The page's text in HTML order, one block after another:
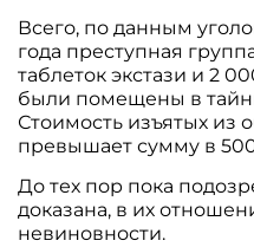
Всего, по данным
года преступная
таблеток экстази и 2
были помещены в
Стоимость изъятых из
превышает сумму в
До тех пор пока
доказана, в их
невиновности.